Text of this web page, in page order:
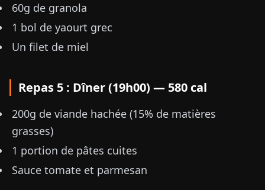
60g de granola
1 bol de yaourt grec
Un filet de miel
Repas 5 : Dîner (19h00) — 580 cal
200g de viande hachée (15% de matières
grasses)
1 portion de pâtes cuites
Sauce tomate et parmesan